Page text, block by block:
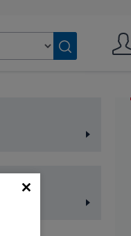
Vyhľadať